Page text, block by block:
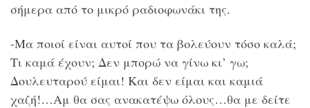
σήμερα από το μικρό ραδιοφωνάκι της.
-Μα ποιοί είναι αυτοί που τα βολεύουν τόσο καλά;
Τι καμά έχουν; Δεν μπορώ να γίνω κι’ γω;
Δουλευταρού είμαι! Και δεν είμαι και καμιά
χαζή!…Αμ θα σας ανακατέψω όλους…θα με δείτε